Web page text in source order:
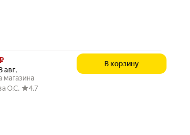
вместо
авг,
магазина
О.С.
4.7
В корзину